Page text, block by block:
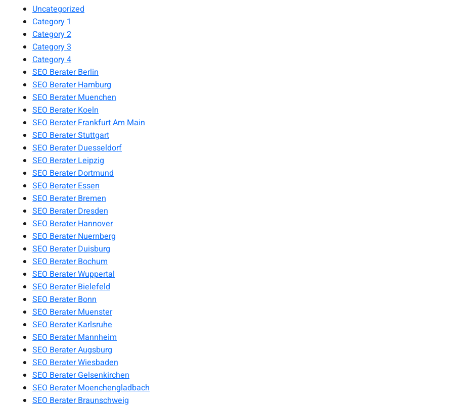
Uncategorized
Category 1
Category 2
Category 3
Category 4
SEO Berater Berlin
SEO Berater Hamburg
SEO Berater Muenchen
SEO Berater Koeln
SEO Berater Frankfurt Am Main
SEO Berater Stuttgart
SEO Berater Duesseldorf
SEO Berater Leipzig
SEO Berater Dortmund
SEO Berater Essen
SEO Berater Bremen
SEO Berater Dresden
SEO Berater Hannover
SEO Berater Nuernberg
SEO Berater Duisburg
SEO Berater Bochum
SEO Berater Wuppertal
SEO Berater Bielefeld
SEO Berater Bonn
SEO Berater Muenster
SEO Berater Karlsruhe
SEO Berater Mannheim
SEO Berater Augsburg
SEO Berater Wiesbaden
SEO Berater Gelsenkirchen
SEO Berater Moenchengladbach
SEO Berater Braunschweig